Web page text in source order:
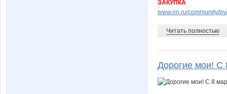
ЗАКУПКА
www.nn.ru/community/
Читать полностью
Дорогие мои! С